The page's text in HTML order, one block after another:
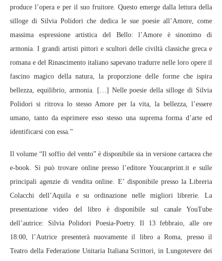
produce l’opera e per il suo fruitore. Questo emerge dalla lettura della
silloge di Silvia Polidori che dedica le sue poesie all’Amore, come
massima espressione artistica del Bello: l’Amore è sinonimo di
armonia. I grandi artisti pittori e scultori delle civiltà classiche greca e
romana e del Rinascimento italiano sapevano tradurre nelle loro opere il
fascino magico della natura, la proporzione delle forme che ispira
bellezza, equilibrio, armonia. […] Nelle poesie della silloge di Silvia
Polidori si ritrova lo stesso Amore per la vita, la bellezza, l’essere
umano, tanto da esprimere esso stesso una suprema forma d’arte ed
identificarsi con essa.”
Il volume “Il soffio del vento” è disponibile sia in versione cartacea che
e-book. Si può trovare online presso l’editore Youcanprint.it e sulle
principali agenzie di vendita online. E’ disponibile presso la Libreria
Colacchi dell’Aquila e su ordinazione nelle migliori librerie. La
presentazione video del libro è disponibile sul canale YouTube
dell’autrice: Silvia Polidori Poesia-Poetry. Il 13 febbraio, alle ore
18:00, l’Autrice presenterà nuovamente il libro a Roma, presso il
Teatro della Federazione Unitaria Italiana Scrittori, in Lungotevere dei